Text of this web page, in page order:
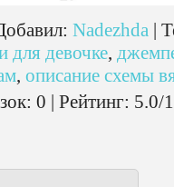
: Nadezhda |
для девочке,
, описание схемы
: 0 | Рейтинг: 5.0/1